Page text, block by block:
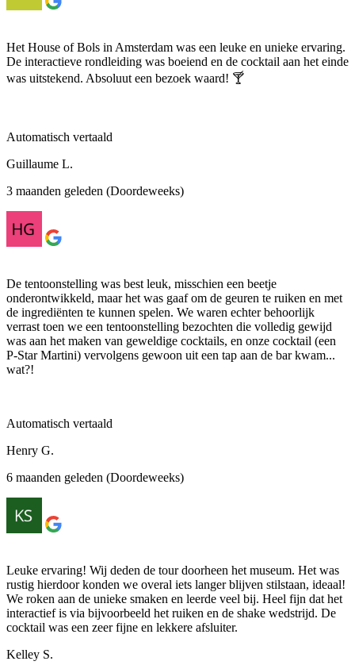
Het House of Bols in Amsterdam was een leuke en unieke ervaring.
De interactieve rondleiding was boeiend en de cocktail aan het einde
was uitstekend. Absoluut een bezoek waard! 🍸
Automatisch vertaald
Guillaume L.
3 maanden geleden (Doordeweeks)
De tentoonstelling was best leuk, misschien een beetje
onderontwikkeld, maar het was gaaf om de geuren te ruiken en met
de ingrediënten te kunnen spelen. We waren echter behoorlijk
verrast toen we een tentoonstelling bezochten die volledig gewijd
was aan het maken van geweldige cocktails, en onze cocktail (een
P-Star Martini) vervolgens gewoon uit een tap aan de bar kwam...
wat?!
Automatisch vertaald
Henry G.
6 maanden geleden (Doordeweeks)
Leuke ervaring! Wij deden de tour doorheen het museum. Het was
rustig hierdoor konden we overal iets langer blijven stilstaan, ideaal!
We roken aan de unieke smaken en leerde veel bij. Heel fijn dat het
interactief is via bijvoorbeeld het ruiken en de shake wedstrijd. De
cocktail was een zeer fijne en lekkere afsluiter.
Kelley S.